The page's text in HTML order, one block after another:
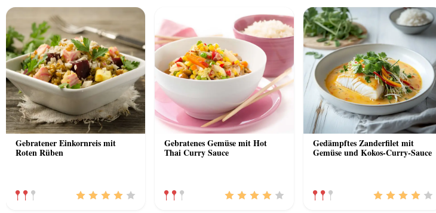
Gebratener Einkornreis mit
Roten Rüben
Gebratenes Gemüse mit Hot
Thai Curry Sauce
Gedämpftes Zanderfilet mit
Gemüse und Kokos-Curry-Sauce